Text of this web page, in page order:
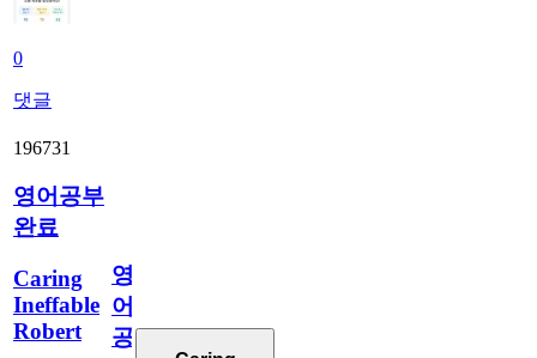
0
댓글
196731
영어공부
완료
Caring
Ineffable
Robert
영
어
공